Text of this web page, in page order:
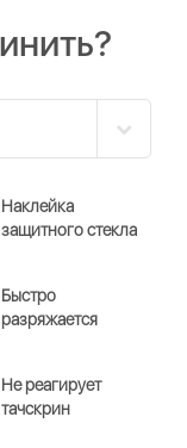
Наклейка
защитного стекла
Быстро
разряжается
Не реагирует
тачскрин